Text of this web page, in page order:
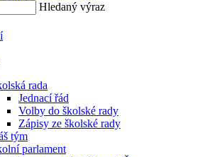
Hledaný výraz
rada
Jednací řád
Volby do školské rady
Zápisy ze školské rady
tým
parlament